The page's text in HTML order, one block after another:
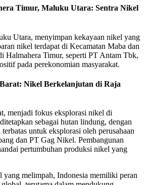
Timur, Maluku Utara: Sentra Nikel
Utara, menyimpan kekayaan nikel yang
nikel terdapat di Kecamatan Maba dan
Halmahera Timur, seperti PT Antam Tbk,
pada perekonomian masyarakat.
Nikel Berkelanjutan di Raja
menjadi fokus eksplorasi nikel di
sebagai hutan lindung, dengan
untuk eksplorasi oleh perusahaan
dan PT Gag Nikel. Pembangunan
pertumbuhan produksi nikel yang
yang melimpah, Indonesia memiliki peran